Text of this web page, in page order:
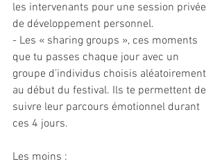
les intervenants pour une session privée
de développement personnel.
- Les « sharing groups », ces moments
que tu passes chaque jour avec un
groupe d’individus choisis aléatoirement
au début du festival. Ils te permettent de
suivre leur parcours émotionnel durant
ces 4 jours.
Les moins :